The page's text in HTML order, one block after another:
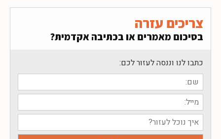
צריכים עזרה
בסיכום מאמרים או בכתיבה אקדמית?
כתבו לנו וננסה לעזור לכם: